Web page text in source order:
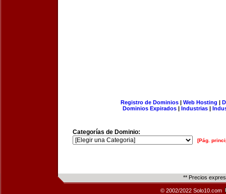
Registro de Dominios| Web Hosting |
Dominios Expirados | Industrias |
Categorías de Dominio:
[Pág.
** Precios
© 2002/2022 Solo10.com